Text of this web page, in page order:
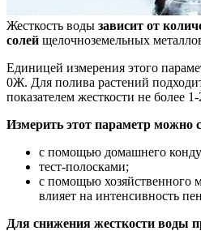
Жесткость воды зависит от
солей щелочноземельных
Единицей измерения этого
0Ж. Для полива растений
показателем жесткости не более
Измерить этот параметр
с помощью домашнего
тест-полосками;
с помощью хозяйственного
влияет на интенсивность
Для снижения жесткости воды